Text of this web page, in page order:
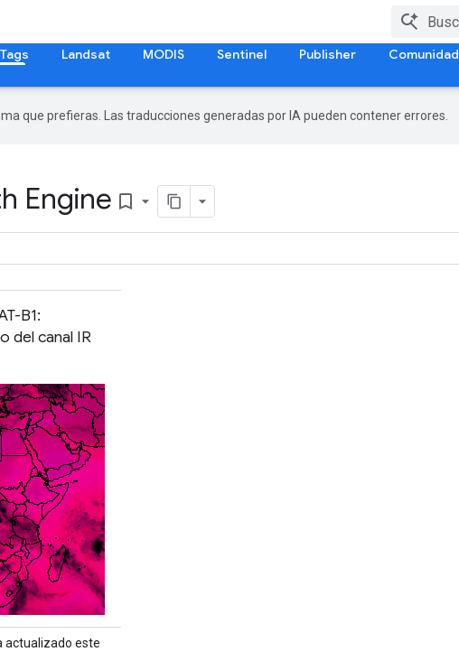
Landsat MODIS Sentinel Publisher Comunidad
que prefieras. Las traducciones generadas por IA pueden contener errores.
Engine bookmark_border
B1:
del canal IR
actualizado este